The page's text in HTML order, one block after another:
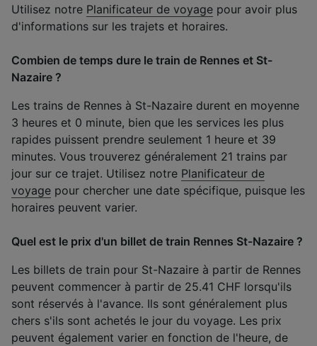
Utilisez notre Planificateur de voyage pour avoir plus
d'informations sur les trajets et horaires.
Combien de temps dure le train de Rennes et St-
Nazaire ?
Les trains de Rennes à St-Nazaire durent en moyenne
3 heures et 0 minute, bien que les services les plus
rapides puissent prendre seulement 1 heure et 39
minutes. Vous trouverez généralement 21 trains par
jour sur ce trajet. Utilisez notre Planificateur de
voyage pour chercher une date spécifique, puisque les
horaires peuvent varier.
Quel est le prix d'un billet de train Rennes St-Nazaire ?
Les billets de train pour St-Nazaire à partir de Rennes
peuvent commencer à partir de 25.41 CHF lorsqu'ils
sont réservés à l'avance. Ils sont généralement plus
chers s'ils sont achetés le jour du voyage. Les prix
peuvent également varier en fonction de l'heure, de